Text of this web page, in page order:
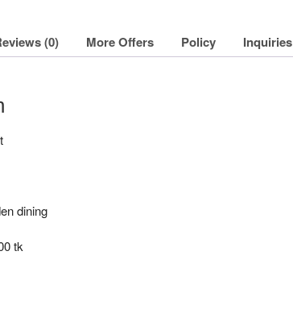
(0) More Offers Policy Inquiries
dining
tk